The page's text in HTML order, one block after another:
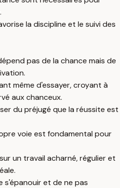
la discipline et le suivi des
pas de la chance mais de
même d'essayer, croyant à
aux chanceux.
du préjugé que la réussite est
voie est fondamental pour
un travail acharné, régulier et
s'épanouir et de ne pas